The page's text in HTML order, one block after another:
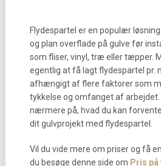
Flydespartel er en populær
og plan overflade på gulve før
som fliser, vinyl, træ eller tæpper.
egentlig at få lagt flydespartel pr.
afhængigt af flere faktorer som
tykkelse og omfanget af arbejdet.
nærmere på, hvad du kan
dit gulvprojekt med flydespartel.
Vil du vide mere om priser og få
du besøge denne side om Pris